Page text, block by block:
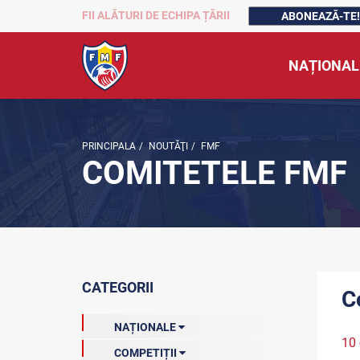
FII ALĂTURI DE ECHIPA ȚĂRII ABONEAZĂ-TE!
PRINCIPALA / NOUTĂŢI / FMF
COMITETELE FMF
CATEGORII
NAȚIONALE
COMPETIȚII
10